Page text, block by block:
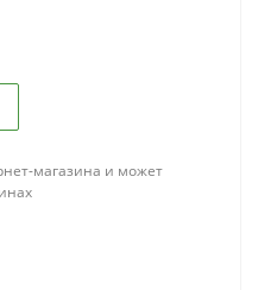
магазина и может